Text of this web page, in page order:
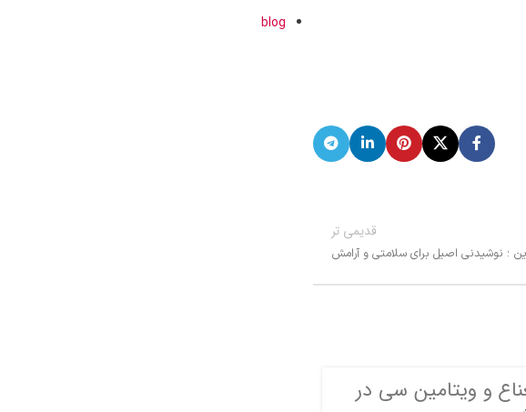
قدیمی تر
؛ نوشیدنی اصیل برای سلامتی و آرامش
و ویتامین سی در
blog